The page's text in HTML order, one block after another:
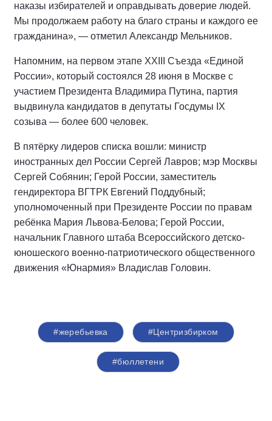
наказы избирателей и оправдывать доверие людей.
Мы продолжаем работу на благо страны и каждого ее
гражданина», — отметил Александр Мельников.
Напомним, на первом этапе XXIII Съезда «Единой
России», который состоялся 28 июня в Москве с
участием Президента Владимира Путина, партия
выдвинула кандидатов в депутаты Госдумы IX
созыва — более 600 человек.
В пятёрку лидеров списка вошли: министр
иностранных дел России Сергей Лавров; мэр Москвы
Сергей Собянин; Герой России, заместитель
гендиректора ВГТРК Евгений Поддубный;
уполномоченный при Президенте России по правам
ребёнка Мария Львова-Белова; Герой России,
начальник Главного штаба Всероссийского детско-
юношеского военно-патриотического общественного
движения «Юнармия» Владислав Головин.
#жеребьевка #Центризбирком
#бюллетени